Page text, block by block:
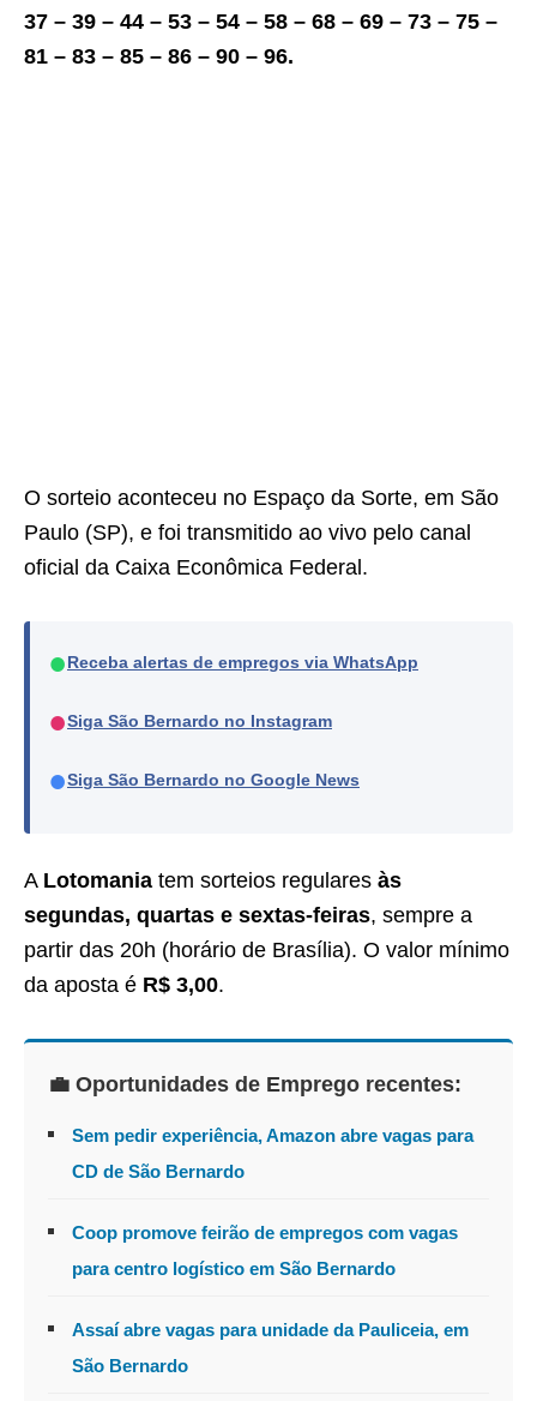
37 – 39 – 44 – 53 – 54 – 58 – 68 – 69 – 73 – 75 –
81 – 83 – 85 – 86 – 90 – 96.
O sorteio aconteceu no Espaço da Sorte, em São
Paulo (SP), e foi transmitido ao vivo pelo canal
oficial da Caixa Econômica Federal.
● Receba alertas de empregos via WhatsApp
●Siga São Bernardo no Instagram
●Siga São Bernardo no Google News
A Lotomania tem sorteios regulares às
segundas, quartas e sextas-feiras, sempre a
partir das 20h (horário de Brasília). O valor mínimo
da aposta é R$ 3,00.
💼 Oportunidades de Emprego recentes:
Sem pedir experiência, Amazon abre vagas para
CD de São Bernardo
Coop promove feirão de empregos com vagas
para centro logístico em São Bernardo
Assaí abre vagas para unidade da Pauliceia, em
São Bernardo